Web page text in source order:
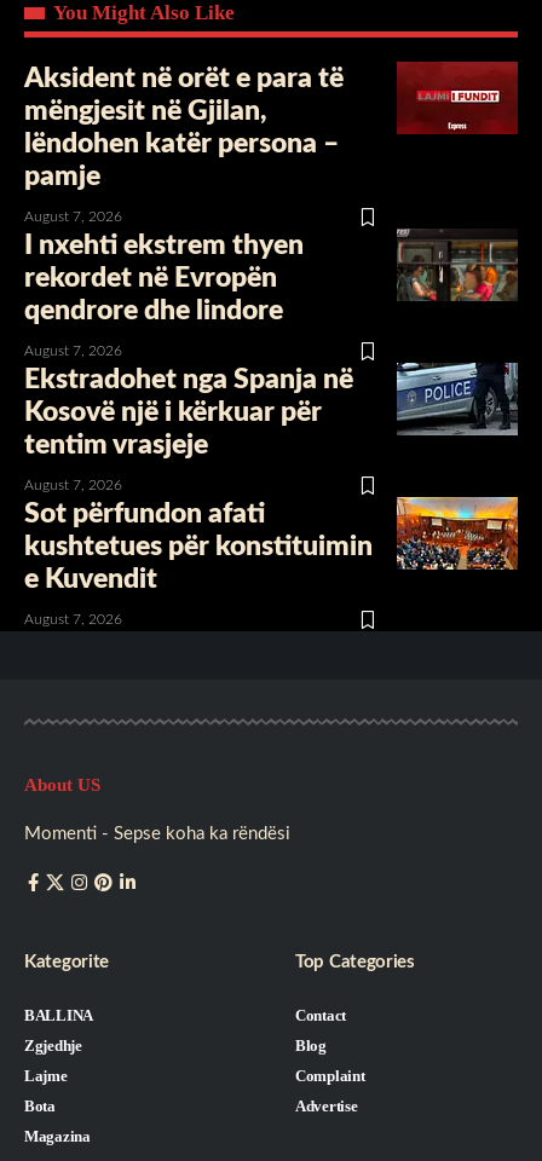
You Might Also Like
Aksident në orët e para të
mëngjesit në Gjilan,
lëndohen katër persona –
pamje
August 7, 2026
I nxehti ekstrem thyen
rekordet në Evropën
qendrore dhe lindore
August 7, 2026
Ekstradohet nga Spanja në
Kosovë një i kërkuar për
tentim vrasjeje
August 7, 2026
Sot përfundon afati
kushtetues për konstituimin
e Kuvendit
August 7, 2026
About US
Momenti - Sepse koha ka rëndësi
Kategorite
BALLINA
Zgjedhje
Lajme
Bota
Magazina
Top Categories
Contact
Blog
Complaint
Advertise